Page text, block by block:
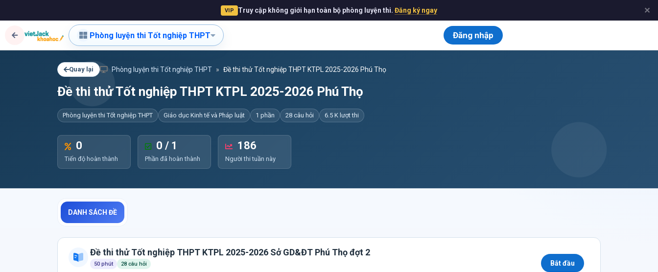
VIP Truy cập không giới hạn toàn bộ phòng luyện thi.Đăng ký ngay ✕
Phòng luyện thi Tốt nghiệp THPT Đăng nhập
Quay lại Phòng luyện thi Tốt nghiệp THPT Đề thi thử Tốt nghiệp THPT KTPL 2025-2026 Phú Thọ
Đề thi thử Tốt nghiệp THPT KTPL 2025-2026 Phú Thọ
Phòng luyện thi Tốt nghiệp THPT Giáo dục Kinh tế và Pháp luật 1 phần 28 câu hỏi 6.5 K lượt thi
0
Tiến độ hoàn thành
0 / 1
Phần đã hoàn thành
186
Người thi tuần này
DANH SÁCH ĐỀ
Đề thi thử Tốt nghiệp THPT KTPL 2025-2026 Sở GD&ĐT Phú Thọ đợt 2
50 phút 28 câu hỏi Bắt đầu